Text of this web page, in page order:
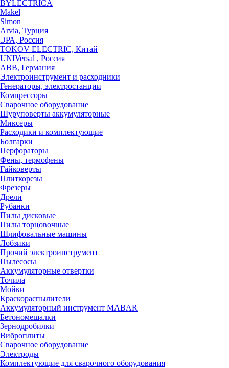
BYLECTRICA
Makel
Simon
Arvia, Турция
ЭРА, Россия
TOKOV ELECTRIC, Китай
UNIVersal , Россия
ABB, Германия
Электроинструмент и расходники
Генераторы, электростанции
Компрессоры
Сварочное оборудование
Шуруповерты аккумуляторные
Миксеры
Расходики и комплектующие
Болгарки
Перфораторы
Фены, термофены
Гайковерты
Плиткорезы
Фрезеры
Дрели
Рубанки
Пилы дисковые
Пилы торцовочные
Шлифовальные машины
Лобзики
Прочий электроинструмент
Пылесосы
Аккумуляторные отвертки
Точила
Мойки
Краскораспылители
Аккумуляторный инструмент MABAR
Бетономешалки
Зернодробилки
Виброплиты
Сварочное оборудование
Электроды
Комплектующие для сварочного оборудования